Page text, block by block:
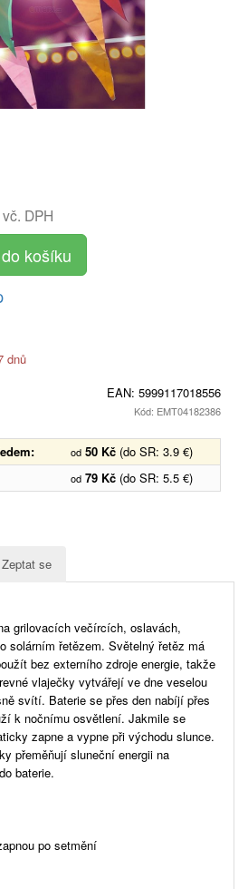
vč. DPH
dnů
EAN: 5999117018556
Kód: EMT04182386
od 50 Kč (do SR: 3.9 €)
od 79 Kč (do SR: 5.5 €)
Zeptat se
grilovacích večírcích, oslavách,
solárním řetězem. Světelný řetěz má
bez externího zdroje energie, takže
vlaječky vytvářejí ve dne veselou
svítí. Baterie se přes den nabíjí přes
k nočnímu osvětlení. Jakmile se
zapne a vypne při východu slunce.
přeměňují sluneční energii na
baterie.
po setmění